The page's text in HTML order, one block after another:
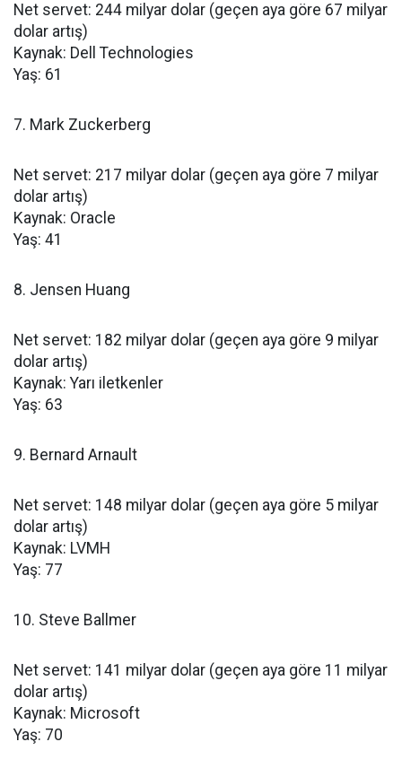
Net servet: 244 milyar dolar (geçen aya göre 67 milyar
dolar artış)
Kaynak: Dell Technologies
Yaş: 61
7. Mark Zuckerberg
Net servet: 217 milyar dolar (geçen aya göre 7 milyar
dolar artış)
Kaynak: Oracle
Yaş: 41
8. Jensen Huang
Net servet: 182 milyar dolar (geçen aya göre 9 milyar
dolar artış)
Kaynak: Yarı iletkenler
Yaş: 63
9. Bernard Arnault
Net servet: 148 milyar dolar (geçen aya göre 5 milyar
dolar artış)
Kaynak: LVMH
Yaş: 77
10. Steve Ballmer
Net servet: 141 milyar dolar (geçen aya göre 11 milyar
dolar artış)
Kaynak: Microsoft
Yaş: 70